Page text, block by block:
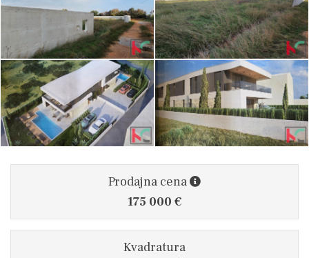
Prodajna cena
175 000 €
Kvadratura